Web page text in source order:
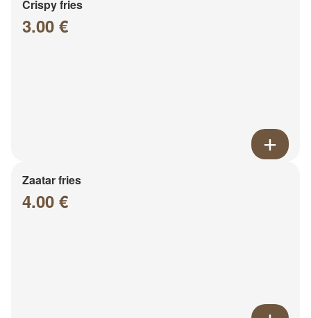
Crispy fries
3.00 €
Zaatar fries
4.00 €